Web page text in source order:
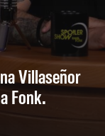
Villaseñor
Fonk.